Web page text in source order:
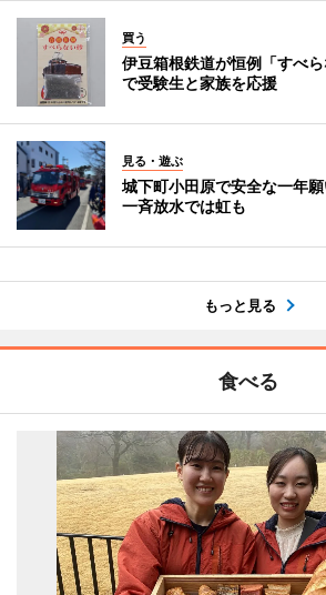
買う
伊豆箱根鉄道が恒例「すべ
で受験生と家族を応援
見る・遊ぶ
城下町小田原で安全な一年
一斉放水では虹も
もっと見る
食べる